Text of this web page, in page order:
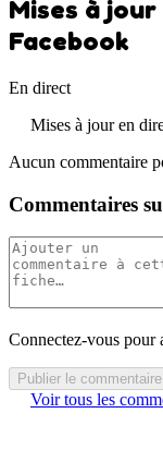
Mises à
Facebook
En direct
Mises à jour en
Aucun commentaire
Commentaires
Connectez-vous pour
Publier le commentaire
Voir tous les